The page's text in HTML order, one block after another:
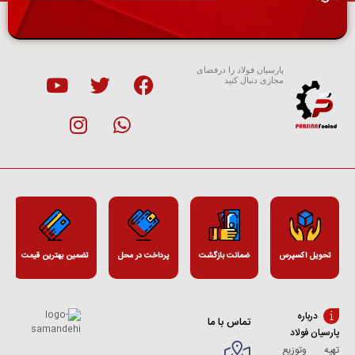
پارسیان فولاد را درفضای
مجازی دنبال کنید
تحویل اکسپرس ضمانت بازگشت پرداخت در محل تضمین بهترین قیمت
درباره
پارسیان فولاد
تهیه وتوزیع
تماس با ما